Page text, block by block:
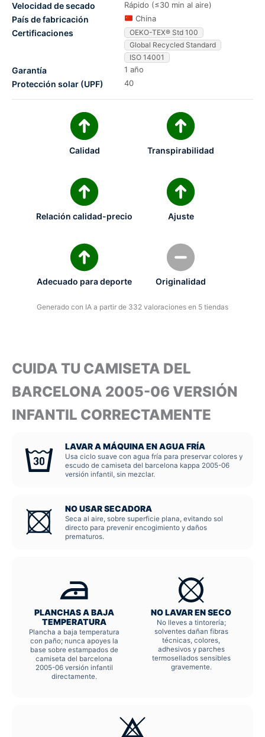
Velocidad de secado Rápido (≤30 min al aire)
País de fabricación China
Certificaciones
OEKO-TEX® Std 100
Global Recycled Standard
ISO 14001
Garantía 1 año
Protección solar (UPF) 40
Calidad Transpirabilidad
Relación calidad-precio Ajuste
Adecuado para deporte Originalidad
Generado con IA a partir de 332 valoraciones en 5 tiendas
CUIDA TU CAMISETA DEL
BARCELONA 2005-06 VERSIÓN
INFANTIL CORRECTAMENTE
LAVAR A MÁQUINA EN AGUA FRÍA
Usa ciclo suave con agua fría para preservar colores y
escudo de camiseta del barcelona kappa 2005-06
versión infantil, sin mezclar.
NO USAR SECADORA
Seca al aire, sobre superficie plana, evitando sol
directo para prevenir encogimiento y daños
prematuros.
PLANCHAS A BAJA
TEMPERATURA
Plancha a baja temperatura
con paño; nunca apoyes la
base sobre estampados de
camiseta del barcelona
2005-06 versión infantil
directamente.
NO LAVAR EN SECO
No lleves a tintorería;
solventes dañan fibras
técnicas, colores,
adhesivos y parches
termosellados sensibles
gravemente.